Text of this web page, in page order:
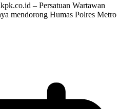
– Persatuan Wartawan
mendorong Humas Polres Metro